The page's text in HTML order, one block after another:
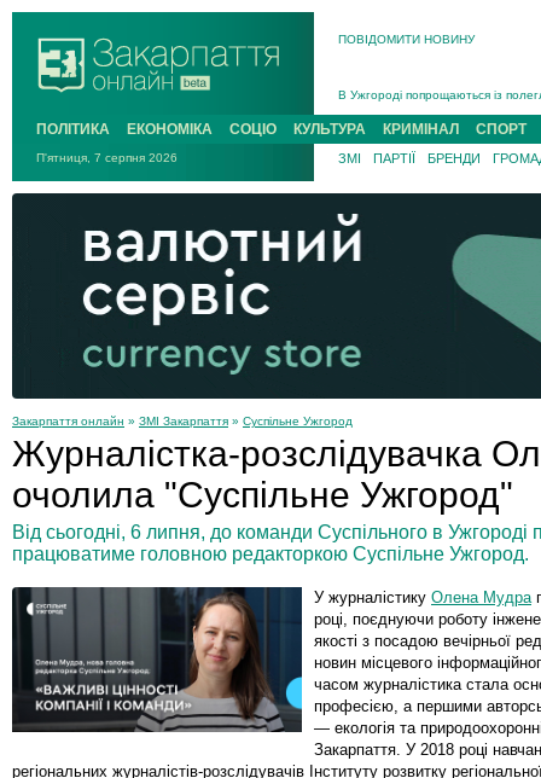
ПОВІДОМИТИ НОВИНУ
В Ужгороді попрощаються із
В Ужгороді 5 серпня
Підтвердили загибель
На війні з рф поліг військовий з
На Хустщині внаслідок ДТП за
Інструктора районного ТЦК на
ПОЛІТИКА ЕКОНОМІКА СОЦІО КУЛЬТУРА КРИМІНАЛ СПОРТ
П'ятниця, 7 серпня 2026 ЗМІ ПАРТІЇ БРЕНДИ
Закарпаття онлайн » ЗМІ Закарпаття » Суспільне Ужгород
Журналістка-розслідувачка
очолила "Суспільне Ужгород"
Від сьогодні, 6 липня, до команди Суспільного в
працюватиме головною редакторкою Суспільне Ужгород.
У журналістику Олена Мудра
році, поєднуючи роботу
якості з посадою вечірньої
новин місцевого
часом журналістика стала
професією, а першими
— екологія та
Закарпаття. У 2018 році
регіональних журналістів-розслідувачів Інституту розвитку